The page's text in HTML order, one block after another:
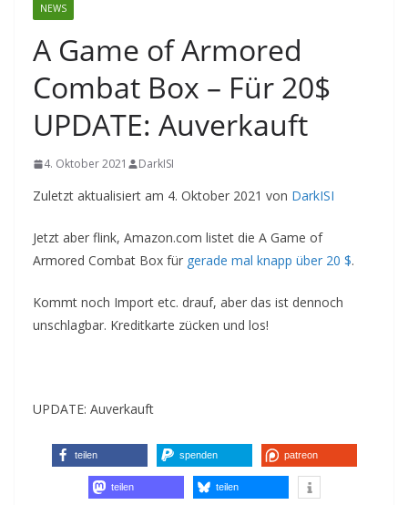
NEWS
A Game of Armored
Combat Box – Für 20$
UPDATE: Auverkauft
4. Oktober 2021 DarkISI
Zuletzt aktualisiert am 4. Oktober 2021 von DarkISI
Jetzt aber flink, Amazon.com listet die A Game of
Armored Combat Box für gerade mal knapp über 20 $.
Kommt noch Import etc. drauf, aber das ist dennoch
unschlagbar. Kreditkarte zücken und los!
UPDATE: Auverkauft
teilen spenden patreon
teilen teilen